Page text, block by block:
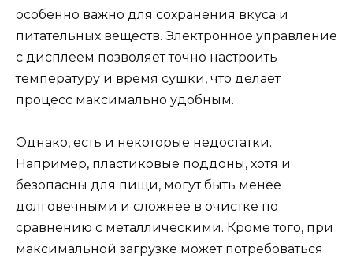
особенно важно для сохранения вкуса и
питательных веществ. Электронное управление
с дисплеем позволяет точно настроить
температуру и время сушки, что делает
процесс максимально удобным.
Однако, есть и некоторые недостатки.
Например, пластиковые поддоны, хотя и
безопасны для пищи, могут быть менее
долговечными и сложнее в очистке по
сравнению с металлическими. Кроме того, при
максимальной загрузке может потребоваться